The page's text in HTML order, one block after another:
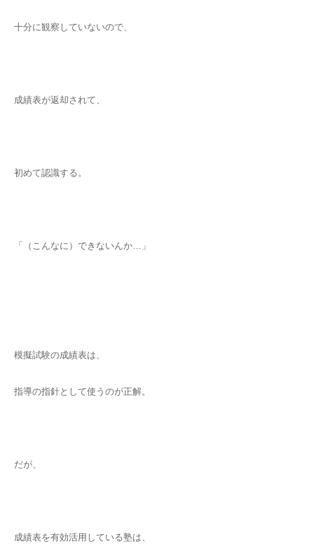
十分に観察していないので、
成績表が返却されて、
初めて認識する。
「（こんなに）できないんか…」
模擬試験の成績表は、
指導の指針として使うのが正解。
だが、
成績表を有効活用している塾は、